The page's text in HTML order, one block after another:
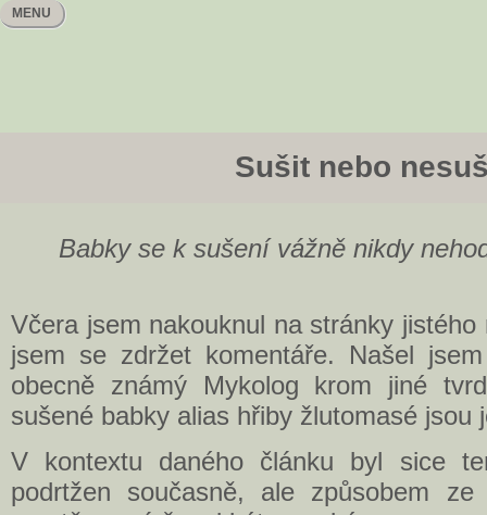
MENU
Sušit nebo
Babky se k sušení vážně nikdy
Včera jsem nakouknul na stránky
jsem se zdržet komentáře. Našel
obecně známý Mykolog krom jiné
sušené babky alias hřiby žlutomasé jsou
V kontextu daného článku byl sice
podrtžen současně, ale způsobem